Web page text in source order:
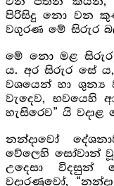
පිරිසිදු නො වන
වගුරණ මේ සිරුර
මේ නො මළ සිරුර
ය. අර සිරුර සේ
වශයෙන් හා
වැදෙව, භවයෙහි
හැසිරෙව” යි වදාළ
නන්දාවෝ
වේලෙහි සෝවාන්
උදෙසා විදසුන්
වදාරණුවෝ,